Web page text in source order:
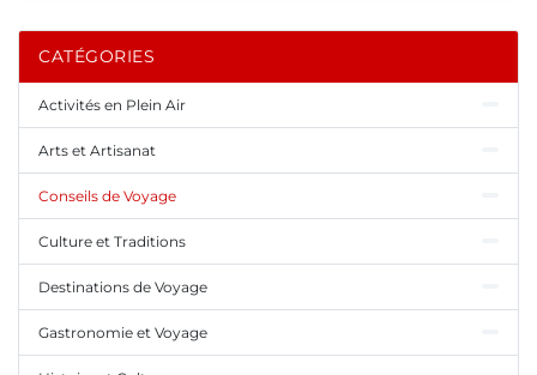
CATÉGORIES
Activités en Plein Air
Arts et Artisanat
Conseils de Voyage
Culture et Traditions
Destinations de Voyage
Gastronomie et Voyage